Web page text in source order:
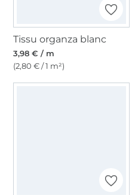
Tissu organza blanc
3,98 € / m
(2,80 € / 1 m²)